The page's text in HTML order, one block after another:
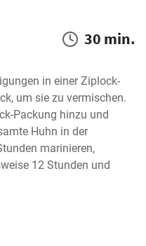
30 min.
in einer Ziplock-
um sie zu vermischen.
Packung hinzu und
Huhn in der
marinieren,
12 Stunden und